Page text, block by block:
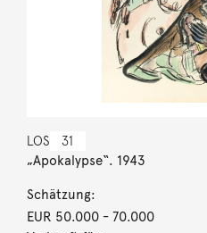
LOS 31
„Apokalypse“. 1943
Schätzung:
EUR 50.000- 70.000